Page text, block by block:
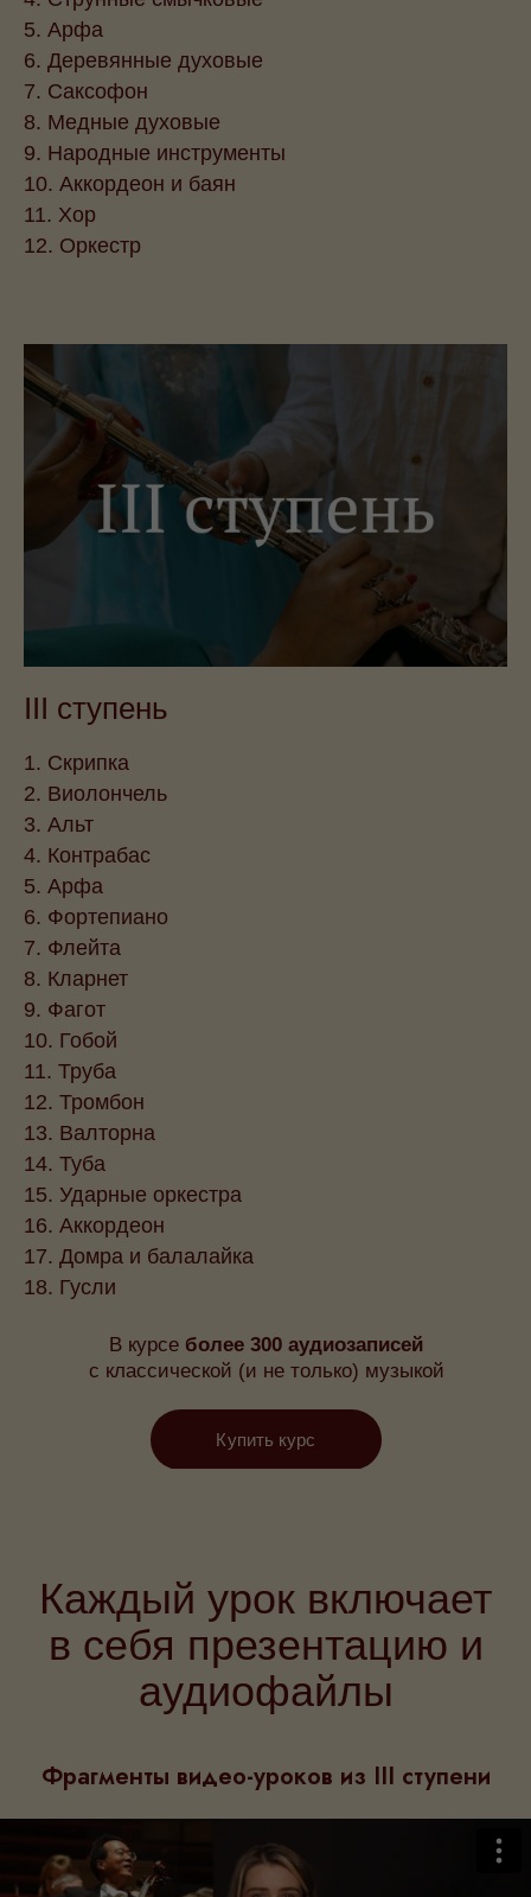
5. Арфа
6. Деревянные духовые
7. Саксофон
8. Медные духовые
9. Народные инструменты
10. Аккордеон и баян
11. Хор
12. Оркестр
III ступень
1. Скрипка
2. Виолончель
3. Альт
4. Контрабас
5. Арфа
6. Фортепиано
7. Флейта
8. Кларнет
9. Фагот
10. Гобой
11. Труба
12. Тромбон
13. Валторна
14. Туба
15. Ударные оркестра
16. Аккордеон
17. Домра и балалайка
18. Гусли
Купить курс
В курсе более 300 аудиозаписей
с классической (и не только) музыкой
Каждый урок включает
в себя презентацию и
аудиофайлы
Фрагменты видео-уроков из III ступени